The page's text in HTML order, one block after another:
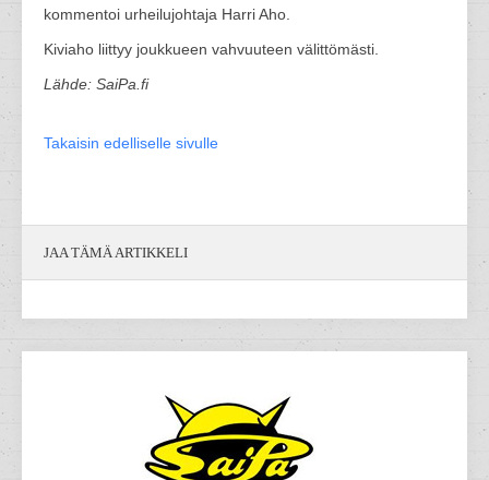
kommentoi urheilujohtaja Harri Aho.
Kiviaho liittyy joukkueen vahvuuteen välittömästi.
Lähde: SaiPa.fi
Takaisin edelliselle sivulle
JAA TÄMÄ ARTIKKELI